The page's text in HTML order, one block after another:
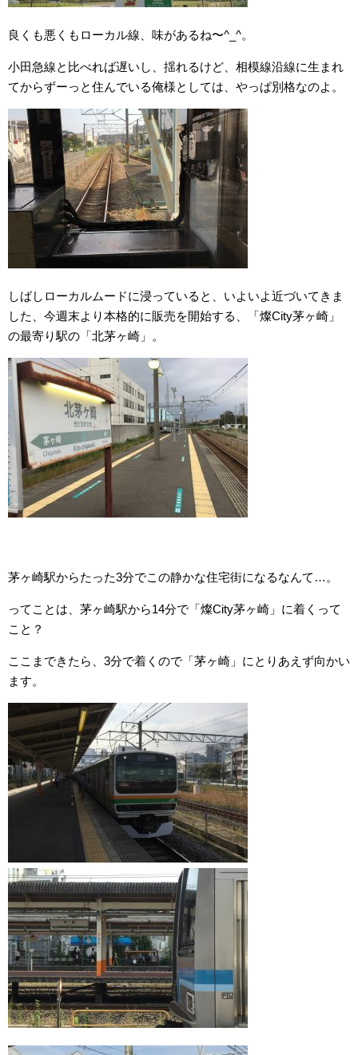
良くも悪くもローカル線、味があるね〜^_^。
小田急線と比べれば遅いし、揺れるけど、相模線沿線に生まれ
てからずーっと住んでいる俺様としては、やっぱ別格なのよ。
しばしローカルムードに浸っていると、いよいよ近づいてきま
した、今週末より本格的に販売を開始する、「燦City茅ヶ崎」
の最寄り駅の「北茅ヶ崎」。
茅ヶ崎駅からたった3分でこの静かな住宅街になるなんて…。
ってことは、茅ヶ崎駅から14分で「燦City茅ヶ崎」に着くって
こと？
ここまできたら、3分で着くので「茅ヶ崎」にとりあえず向かい
ます。